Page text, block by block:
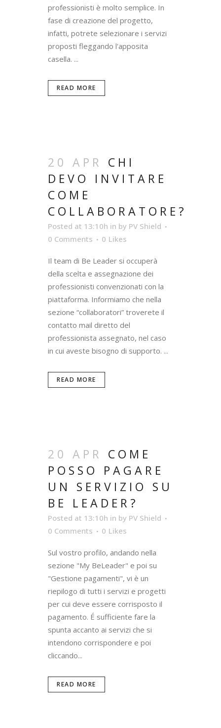
professionisti è molto semplice. In
fase di creazione del progetto,
infatti, potrete selezionare i servizi
proposti fleggando l'apposita
casella. ...
READ MORE
20 APR
CHI
DEVO INVITARE
COME
COLLABORATORE?
Posted at 13:10h in by PV Shield
0 Comments
0 Likes
Il team di Be Leader si occuperà
della scelta e assegnazione dei
professionisti convenzionati con la
piattaforma. Informiamo che nella
sezione “collaboratori” troverete il
contatto mail diretto del
professionista assegnato, nel caso
in cui aveste bisogno di supporto. ...
READ MORE
20 APR
COME
POSSO PAGARE
UN SERVIZIO SU
BE LEADER?
Posted at 13:10h in by PV Shield
0 Comments
0 Likes
Sul vostro profilo, andando nella
sezione "My BeLeader" e poi su
"Gestione pagamenti", vi è un
riepilogo di tutti i servizi e progetti
per cui deve essere corrisposto il
pagamento. É sufficiente fare la
spunta accanto ai servizi che si
intendono corrispondere e poi
cliccando...
READ MORE